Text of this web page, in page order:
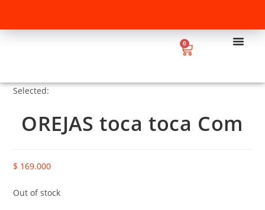
0
Selected:
OREJAS toca toca Com
$ 169.000
Out of stock